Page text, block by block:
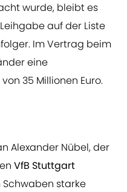
wurde, bleibt es
auf der Liste
Im Vertrag beim
eine
35 Millionen Euro.
Alexander Nübel, der
VfB Stuttgart
starke